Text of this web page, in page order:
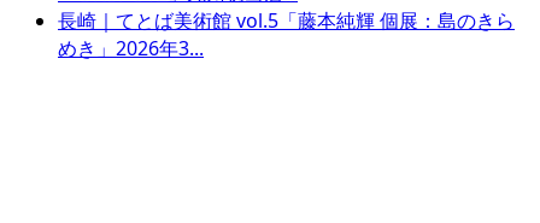
長崎｜てとば美術館 vol.5「藤本純輝 個展：島のきら
めき」2026年3...